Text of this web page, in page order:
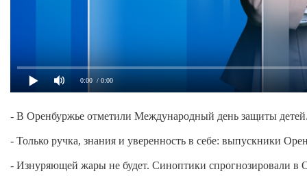
0:00 / 0:00
- В Оренбуржье отметили Международный день защиты
- Только ручка, знания и уверенность в себе: выпускники
- Изнуряющей жары не будет. Синоптики спрогнозировали в